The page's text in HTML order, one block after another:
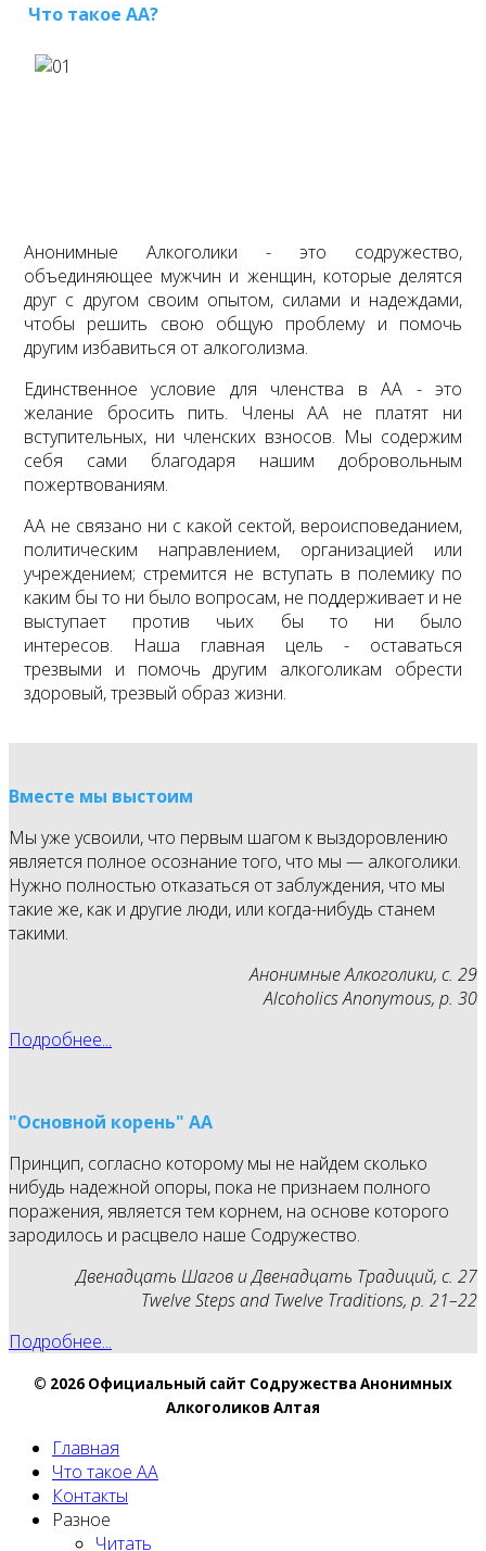
Что такое АА?
Анонимные Алкоголики - это содружество,
объединяющее мужчин и женщин, которые делятся
друг с другом своим опытом, силами и надеждами,
чтобы решить свою общую проблему и помочь
другим избавиться от алкоголизма.
Единственное условие для членства в АА - это
желание бросить пить. Члены АА не платят ни
вступительных, ни членских взносов. Мы содержим
себя сами благодаря нашим добровольным
пожертвованиям.
АА не связано ни с какой сектой, вероисповеданием,
политическим направлением, организацией или
учреждением; стремится не вступать в полемику по
каким бы то ни было вопросам, не поддерживает и не
выступает против чьих бы то ни было
интересов. Наша главная цель - оставаться
трезвыми и помочь другим алкоголикам обрести
здоровый, трезвый образ жизни.
Вместе мы выстоим
Мы уже усвоили, что первым шагом к выздоровлению
является полное осознание того, что мы — алкоголики.
Нужно полностью отказаться от заблуждения, что мы
такие же, как и другие люди, или когда-нибудь станем
такими.
Анонимные Алкоголики, с. 29
Alcoholics Anonymous, p. 30
Подробнее...
"Основной корень" АА
Принцип, согласно которому мы не найдем сколько
нибудь надежной опоры, пока не признаем полного
поражения, является тем корнем, на основе которого
зародилось и расцвело наше Содружество.
Двенадцать Шагов и Двенадцать Традиций, с. 27
Twelve Steps and Twelve Traditions, p. 21–22
Подробнее...
© 2026 Официальный сайт Содружества Анонимных
Алкоголиков Алтая
Главная
Что такое АА
Контакты
Разное
Читать